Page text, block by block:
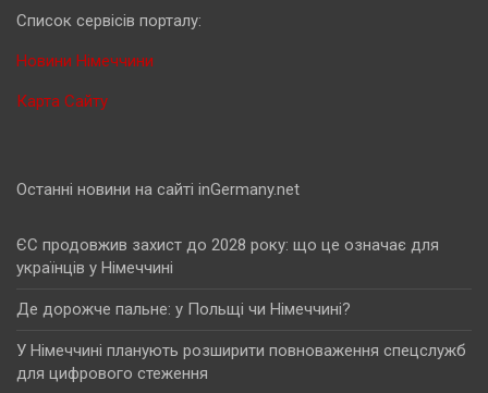
Cписок сервісів порталу:
Новини Німеччини
Карта Сайту
Останні новини на сайті inGermany.net
ЄС продовжив захист до 2028 року: що це означає для
українців у Німеччині
Де дорожче пальне: у Польщі чи Німеччині?
У Німеччині планують розширити повноваження спецслужб
для цифрового стеження